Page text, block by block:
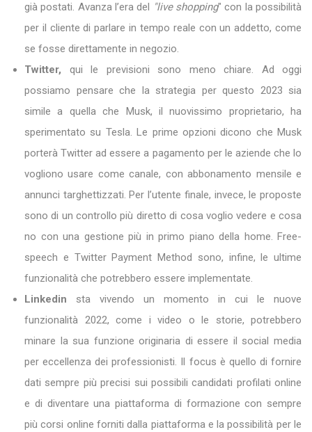
già postati. Avanza l’era del "live shopping" con la possibilità
per il cliente di parlare in tempo reale con un addetto, come
se fosse direttamente in negozio.
Twitter, qui le previsioni sono meno chiare. Ad oggi
possiamo pensare che la strategia per questo 2023 sia
simile a quella che Musk, il nuovissimo proprietario, ha
sperimentato su Tesla. Le prime opzioni dicono che Musk
porterà Twitter ad essere a pagamento per le aziende che lo
vogliono usare come canale, con abbonamento mensile e
annunci targhettizzati. Per l’utente finale, invece, le proposte
sono di un controllo più diretto di cosa voglio vedere e cosa
no con una gestione più in primo piano della home. Free-
speech e Twitter Payment Method sono, infine, le ultime
funzionalità che potrebbero essere implementate.
Linkedin sta vivendo un momento in cui le nuove
funzionalità 2022, come i video o le storie, potrebbero
minare la sua funzione originaria di essere il social media
per eccellenza dei professionisti. Il focus è quello di fornire
dati sempre più precisi sui possibili candidati profilati online
e di diventare una piattaforma di formazione con sempre
più corsi online forniti dalla piattaforma e la possibilità per le